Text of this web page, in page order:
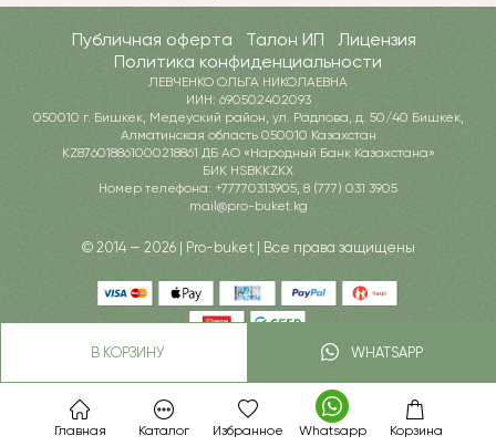
Главная Каталог Избранное Whatsapp Корзина
В КОРЗИНУ WHATSAPP
Публичная оферта Талон ИП
Лицензия
Политика конфиденциальности
ЛЕВЧЕНКО ОЛЬГА НИКОЛАЕВНА
ИИН: 690502402093
050010 г. Бишкек, Медеуский район, ул. Радлова, д. 50/40 Бишкек,
Алматинская область 050010 Казахстан
KZ876018861000218861 ДБ АО «Народный Банк Казахстана»
БИК HSBKKZKX
Номер телефона: +77770313905, 8 (777) 031 3905
mail@pro-buket.kg
© 2014 — 2026 | Pro-buket | Все права защищены